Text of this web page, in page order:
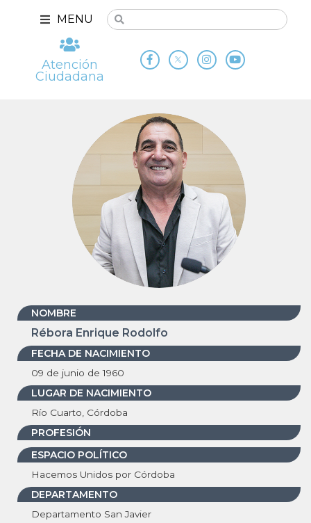
MENU
Atención
Ciudadana
NOMBRE
Rébora Enrique Rodolfo
FECHA DE NACIMIENTO
09 de junio de 1960
LUGAR DE NACIMIENTO
Río Cuarto, Córdoba
PROFESIÓN
ESPACIO POLÍTICO
Hacemos Unidos por Córdoba
DEPARTAMENTO
Departamento San Javier